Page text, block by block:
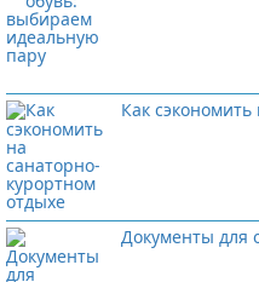
Как
Документы для